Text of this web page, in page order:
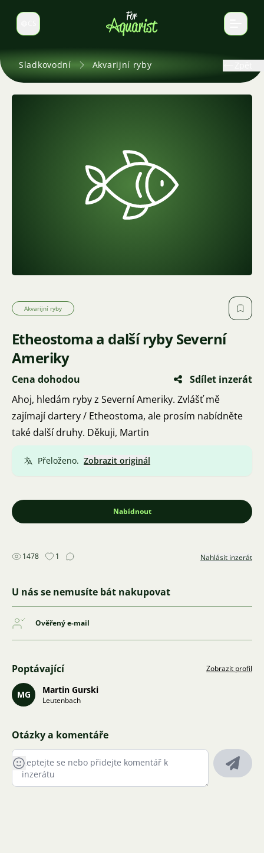
Select language
Sladkovodní Akvarijní ryby
Akvarijní ryby
Etheostoma a další ryby Severní
Ameriky
Cena dohodou
Sdílet inzerát
Ahoj, hledám ryby z Severní Ameriky. Zvlášť mě
zajímají dartery / Etheostoma, ale prosím nabídněte
také další druhy. Děkuji, Martin
Přeloženo. Zobrazit originál
Nabídnout
1478 1 Nahlásit inzerát
U nás se nemusíte bát nakupovat
Ověřený e-mail
Poptávající Zobrazit profil
MG Martin Gurski
Leutenbach
Otázky a komentáře